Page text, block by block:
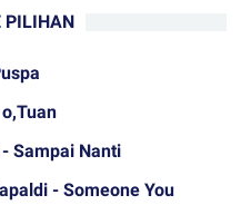
PILIHAN
Sampai Nanti
- Someone You